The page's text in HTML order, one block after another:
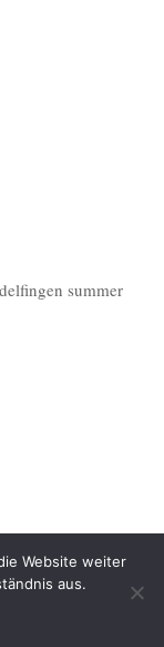
Website weiter
aus.